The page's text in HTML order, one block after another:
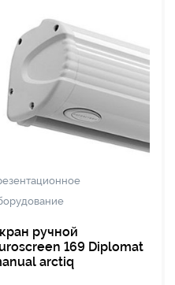
ручной
169 Diplomat
arctiq